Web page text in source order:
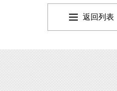
返回列表